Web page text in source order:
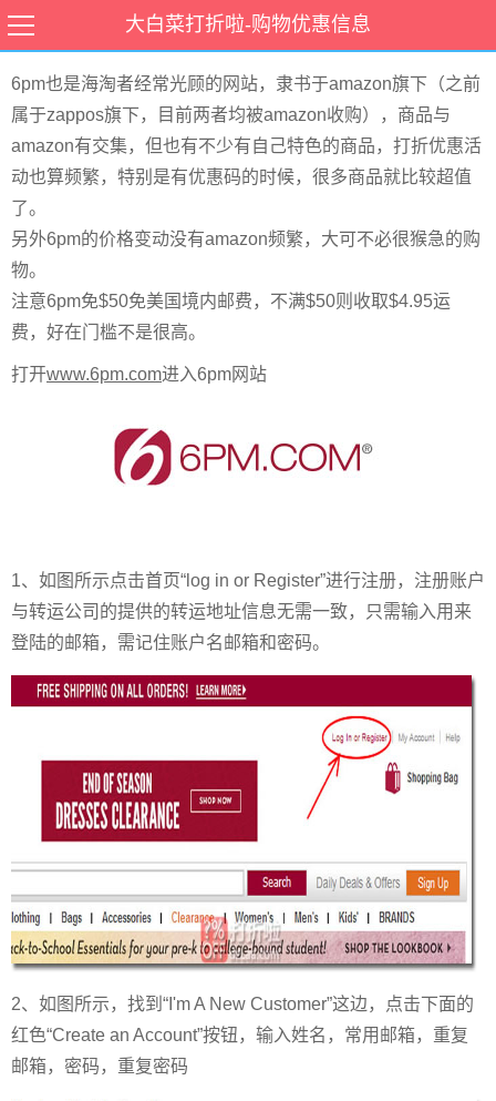
大白菜打折啦-购物优惠信息
6pm海淘购物图文教程
6pm也是海淘者经常光顾的网站，隶书于amazon旗下（之前
属于zappos旗下，目前两者均被amazon收购），商品与
amazon有交集，但也有不少有自己特色的商品，打折优惠活
动也算频繁，特别是有优惠码的时候，很多商品就比较超值
了。
另外6pm的价格变动没有amazon频繁，大可不必很猴急的购
物。
注意6pm免$50免美国境内邮费，不满$50则收取$4.95运
费，好在门槛不是很高。
打开www.6pm.com进入6pm网站
1、如图所示点击首页“log in or Register”进行注册，注册账户
与转运公司的提供的转运地址信息无需一致，只需输入用来
登陆的邮箱，需记住账户名邮箱和密码。
2、如图所示，找到“I'm A New Customer”这边，点击下面的
红色“Create an Account”按钮，输入姓名，常用邮箱，重复
邮箱，密码，重复密码